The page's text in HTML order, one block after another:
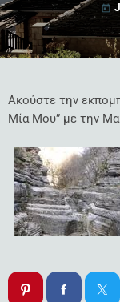
today
Ακούστε την
Μία Μου” με την